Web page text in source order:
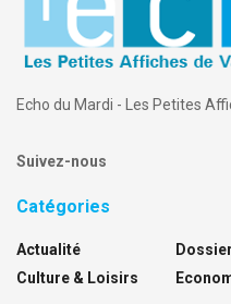
Echo du Mardi - Les Petites
Suivez-nous
Catégories
Actualité
Culture & Loisirs
Dossier